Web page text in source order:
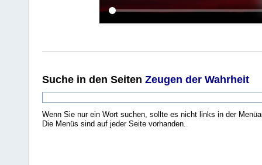
Suche in den Seiten Zeugen der Wahrheit
Wenn Sie nur ein Wort suchen, sollte es nicht links in der
Die Menüs sind auf jeder Seite vorhanden..